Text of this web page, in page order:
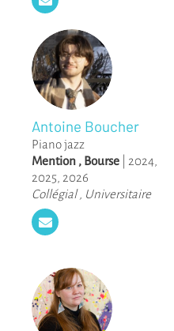
Antoine Boucher
Piano jazz
Mention , Bourse 2024
2025 2026
Collégial, Universitaire